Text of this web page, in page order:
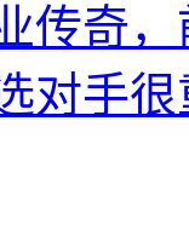
传奇
对手很